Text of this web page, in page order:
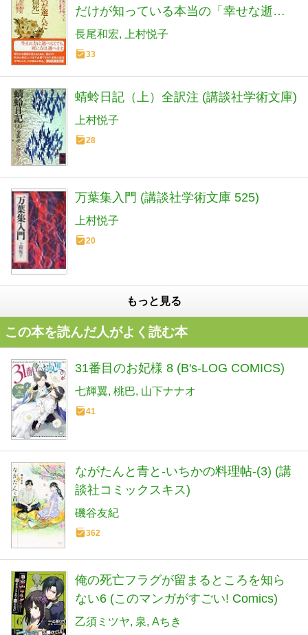
だけが知っている本当の「幸せな逝き
方」 (祥伝社黄金文庫)
長尾和宏 上村悦子
33
蜻蛉日記（上）全訳注 (講談社学術文庫)
上村悦子
28
万葉集入門 (講談社学術文庫 525)
上村悦子
20
もっと見る
この本を読んだ人がよく読む本
31番目のお妃様 8 (B's-LOG COMICS)
七輝翼 桃巴 山下ナナオ
41
ながたんと青と-いちかの料理帖-(3) (講
談社コミックスキス)
磯谷友紀
362
俺の死亡フラグが留まるところを知ら
ない6 (このマンガがすごい! Comics)
乙須ミツヤ 泉 Aちき